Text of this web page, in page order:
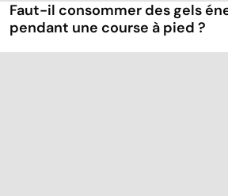
Faut-il consommer des gels
pendant une course à pied ?